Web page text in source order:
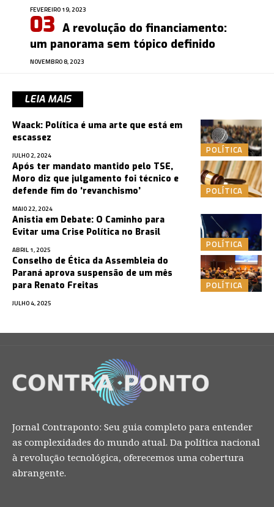
FEVEREIRO 19, 2023
A revolução do financiamento:
um panorama sem tópico definido
NOVEMBRO 8, 2023
LEIA MAIS
POLÍTICA
Waack: Política é uma arte que está em
escassez
JULHO 2, 2024
POLÍTICA
Após ter mandato mantido pelo TSE,
Moro diz que julgamento foi técnico e
defende fim do ‘revanchismo’
MAIO 22, 2024
POLÍTICA
Anistia em Debate: O Caminho para
Evitar uma Crise Política no Brasil
ABRIL 1, 2025
POLÍTICA
Conselho de Ética da Assembleia do
Paraná aprova suspensão de um mês
para Renato Freitas
JULHO 4, 2025
Jornal Contraponto: Seu guia completo para entender
as complexidades do mundo atual. Da política nacional
à revolução tecnológica, oferecemos uma cobertura
abrangente.